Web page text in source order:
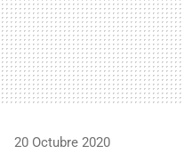
20 Octubre 2020